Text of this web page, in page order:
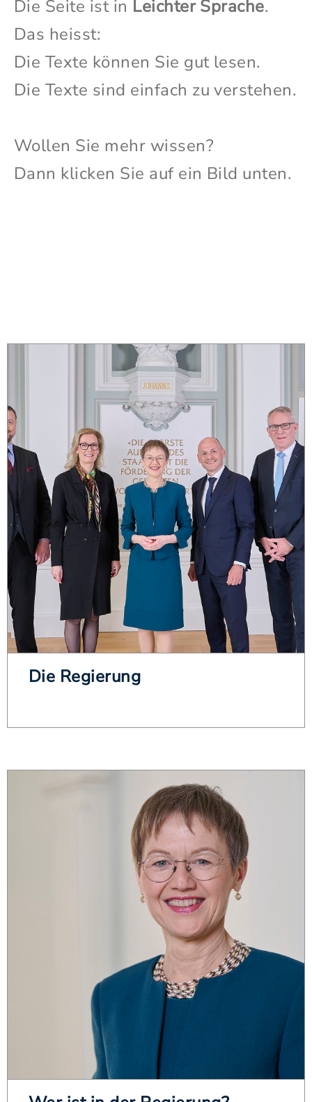
Die Seite ist in Leichter Sprache.
Das heisst:
Die Texte können Sie gut lesen.
Die Texte sind einfach zu verstehen.
Wollen Sie mehr wissen?
Dann klicken Sie auf ein Bild unten.
Die Regierung